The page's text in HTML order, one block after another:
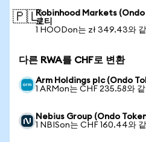
🇵🇱Robinhood Markets (Ondo
로티
1 HOODon는 zł 349.43와
다른 RWA를 CHF로 변환
Arm Holdings plc (Ondo
1 ARMon는 CHF 235.58와
Nebius Group (Ondo
1 NBISon는 CHF 160.44와